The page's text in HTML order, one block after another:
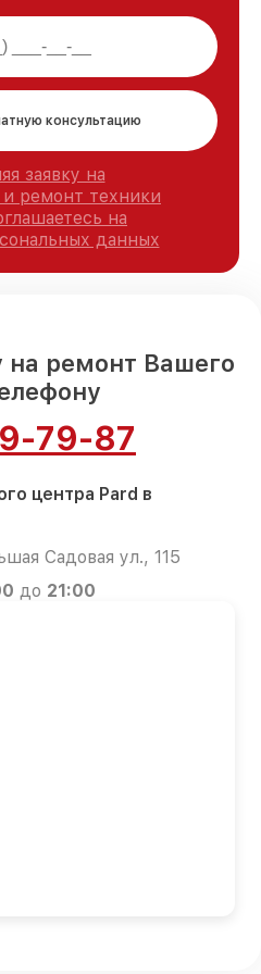
консультацию
заявку на
ремонт техники
на
данных
на ремонт Вашего
79-87
центра Pard в
Садовая ул., 115
до 21:00